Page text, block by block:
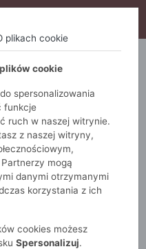
3SZT (KOD: S15)
plikach cookie
cookie
spersonalizowania
funkcje
ruch w naszej witrynie.
z naszej witryny,
mogą
danymi otrzymanymi
korzystania z ich
cookies możesz
Spersonalizuj.